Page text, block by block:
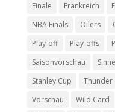
Finale
Frankreich
NBA Finals
Oilers
Play-off
Play-offs
Saisonvorschau
Stanley Cup
Thunder
Vorschau
Wild Card